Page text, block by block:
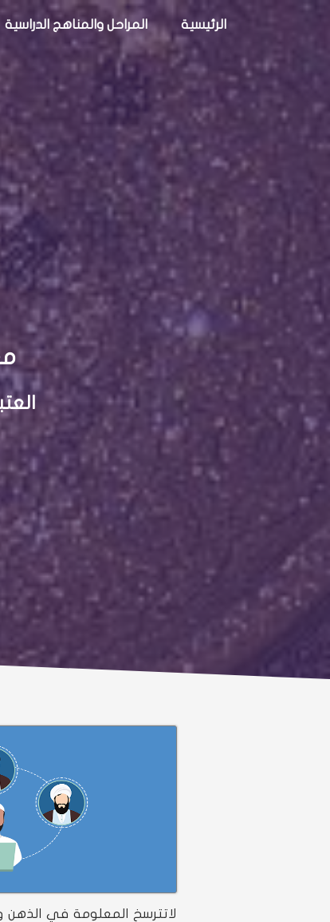
الرئيسية المراحل والمناهج الدراسية
لاتترسخ المعلومة في